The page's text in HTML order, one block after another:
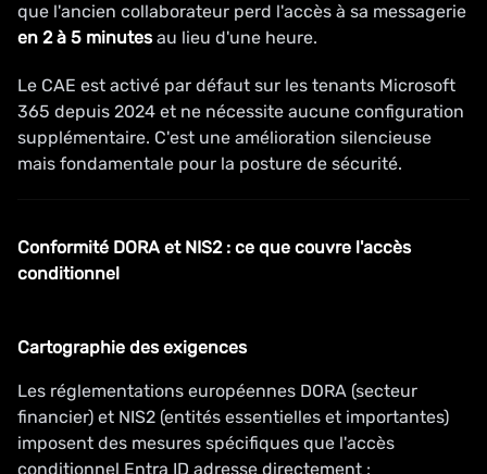
que l'ancien collaborateur perd l'accès à sa messagerie
en 2 à 5 minutesau lieu d'une heure.
Le CAE est activé par défaut sur les tenants Microsoft
365 depuis 2024 et ne nécessite aucune configuration
supplémentaire. C'est une amélioration silencieuse
mais fondamentale pour la posture de sécurité.
Conformité DORA et NIS2 : ce que couvre l'accès
conditionnel
Cartographie des exigences
Les réglementations européennes DORA (secteur
financier) et NIS2 (entités essentielles et importantes)
imposent des mesures spécifiques que l'accès
conditionnel Entra ID adresse directement :